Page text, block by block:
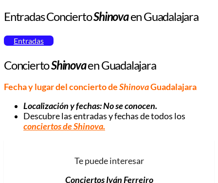
Entradas ConciertoShinovaen Guadalajara
Entradas
ConciertoShinovaen Guadalajara
Fecha y lugar del concierto deShinovaGuadalajara
Localización y fechas: No se conocen.
Descubre las entradas y fechas de todos los
conciertos deShinova.
Te puede interesar
Conciertos Iván Ferreiro